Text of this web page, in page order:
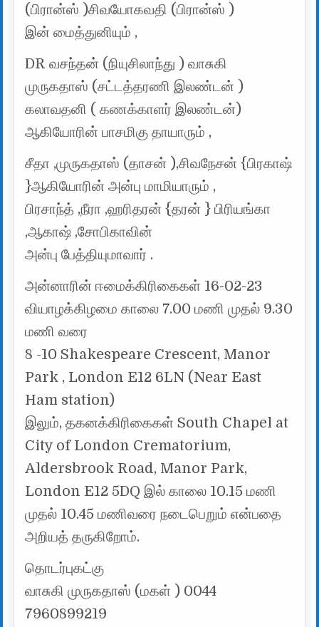
(பிரான்ஸ் )சிவயோகவதி (பிரான்ஸ் )
இன் மைத்துனியும் ,
DR வசந்தன் (நியுசிலாந்து ) வாசுகி
முருகதாஸ் (சட்டத்தரணி இலண்டன் )
கலாவதனி ( கணக்காளர் இலண்டன்)
ஆகியோரின் பாசமிகு தாயாரும் ,
சீதா ,முருகதாஸ் (தாசன் ),சிவநேசன் {பிரகாஷ்
}ஆகியோரின் அன்பு மாமியாரும் ,
பிரசாந்த் ,நீரா ,ஹரிதரன் {தரன் } பிரியங்கா
,ஆகாஷ் ,சோபிகாவின்
அன்பு பேத்தியுமாவார் .
அன்னாரின் ஈமைக்கிரிகைகள் 16-02-23
வியாழக்கிழமை காலை 7.00 மணி முதல் 9.30
மணி வரை
8 -10 Shakespeare Crescent, Manor
Park , London E12 6LN (Near East
Ham station)
இலும், தகனக்கிரிகைகள் South Chapel at
City of London Crematorium,
Aldersbrook Road, Manor Park,
London E12 5DQ இல் காலை 10.15 மணி
முதல் 10.45 மணிவரை நடைபெறும் என்பதை
அறியத் தருகிறோம்.
தொடர்புகட்கு
வாசுகி முருகதாஸ் (மகள் ) 0044
7960899219